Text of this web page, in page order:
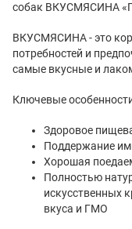
собак ВКУСМЯСИНА
ВКУСМЯСИНА - это
потребностей и
самые вкусные и
Ключевые
Здоровое
Поддержание
Хорошая
Полностью
искусственных
вкуса и ГМО